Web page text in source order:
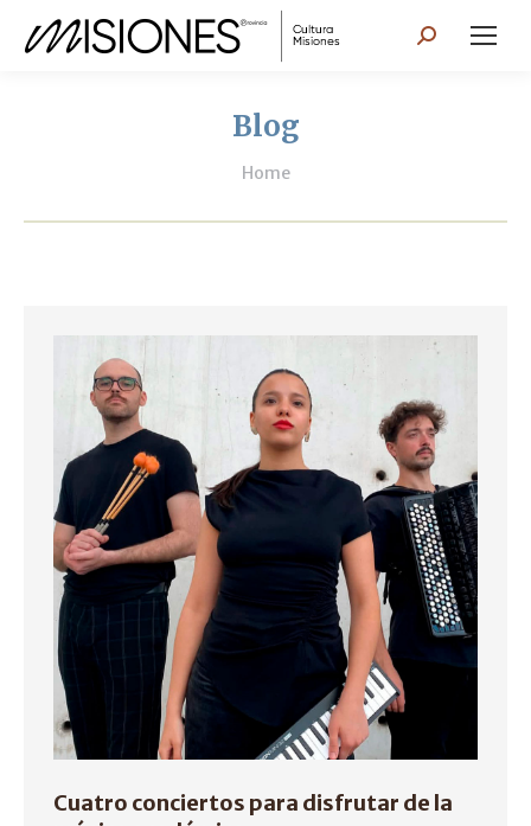
Search:
Blog
You are here:
Home
Cuatro conciertos para disfrutar de la